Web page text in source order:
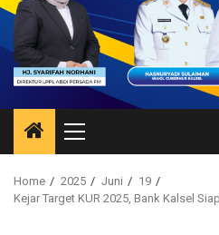
Primary
Menu
Home 2025 Juni
19
Kejar Target KUR 2025, Bank Kalsel